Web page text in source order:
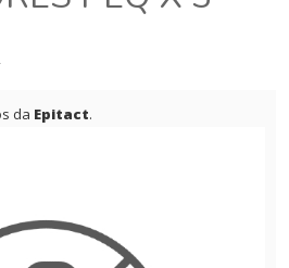
da Epitact.